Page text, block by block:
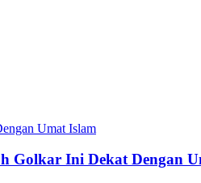
Golkar Ini Dekat Dengan